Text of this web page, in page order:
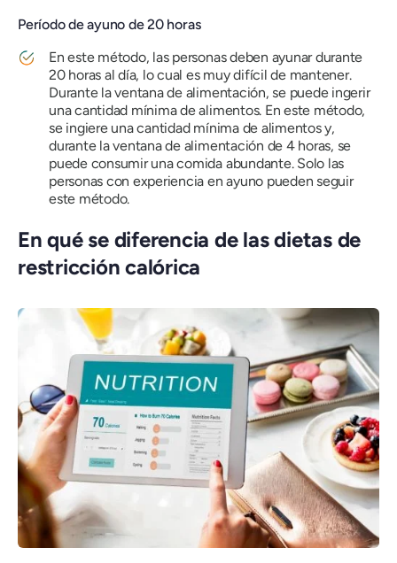
Período de ayuno de 20 horas
En este método, las personas deben ayunar durante
20 horas al día, lo cual es muy difícil de mantener.
Durante la ventana de alimentación, se puede ingerir
una cantidad mínima de alimentos. En este método,
se ingiere una cantidad mínima de alimentos y,
durante la ventana de alimentación de 4 horas, se
puede consumir una comida abundante. Solo las
personas con experiencia en ayuno pueden seguir
este método.
En qué se diferencia de las dietas de
restricción calórica